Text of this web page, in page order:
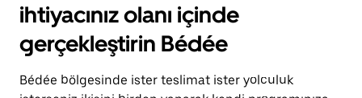
ihtiyacınız olanı içinde
gerçekleştirin Bédée
Bédée bölgesinde ister teslimat ister yolculuk